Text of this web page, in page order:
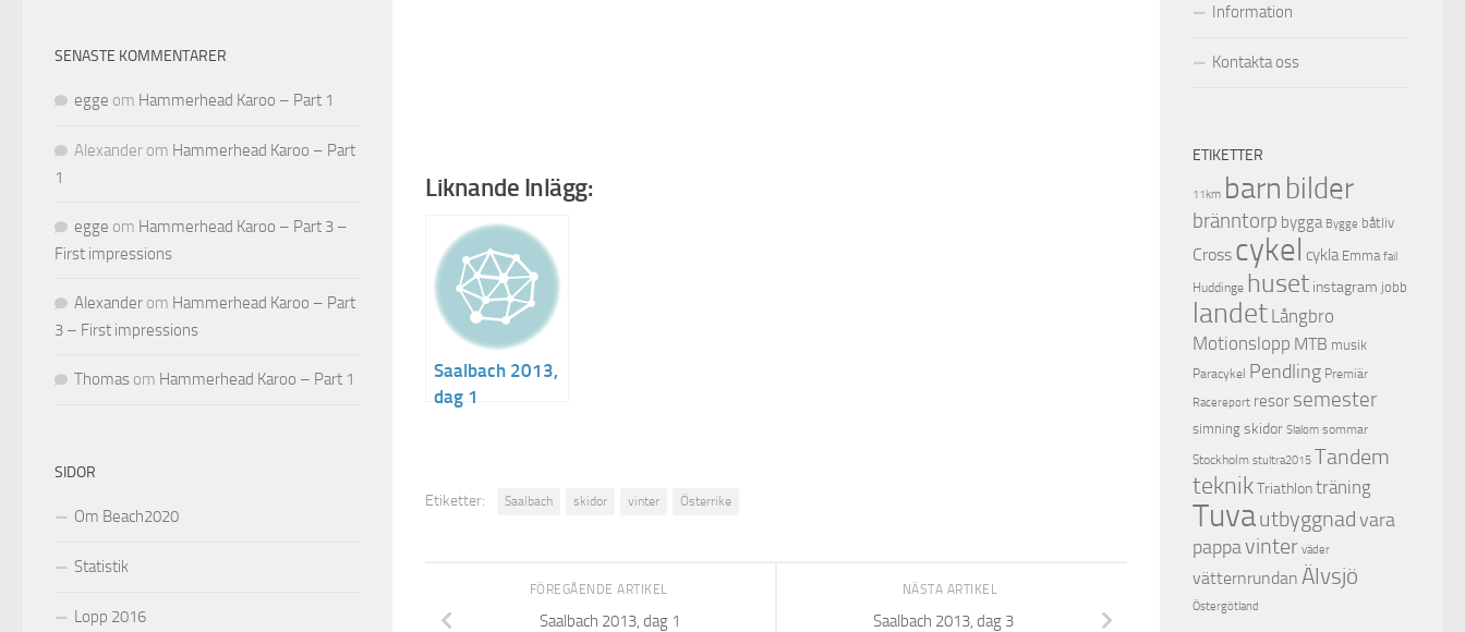
Liknande Inlägg:
Saalbach 2013,
dag 1
Etiketter: Saalbach skidor vinter Österrike
NÄSTA ARTIKEL
Saalbach 2013, dag 3
FÖREGÅENDE ARTIKEL
Saalbach 2013, dag 1
SENASTE KOMMENTARER
egge om Hammerhead Karoo – Part 1
Alexander om Hammerhead Karoo – Part
1
egge om Hammerhead Karoo – Part 3 –
First impressions
Alexander om Hammerhead Karoo – Part
3 – First impressions
Thomas om Hammerhead Karoo – Part 1
SIDOR
Om Beach2020
Statistik
Lopp 2016
Information
Kontakta oss
ETIKETTER
11km barn bilder
bränntorp bygga Bygge båtliv
Cross cykel cykla Emma fail
Huddinge huset instagram jobb
landet Långbro
Motionslopp MTB musik
Paracykel Pendling Premiär
Racereport resor semester
simning skidor Slalom sommar
Stockholm stultra2015 Tandem
teknikTriathlonträning
Tuvautbyggnad vara
pappa vinter väder
vätternrundan Älvsjö
Östergötland